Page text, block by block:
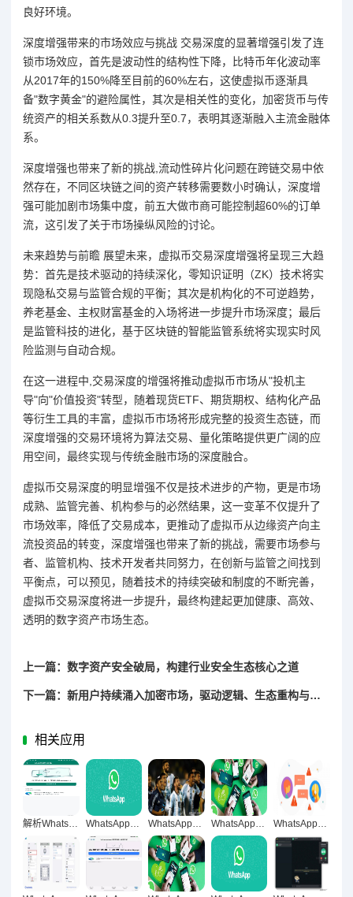
良好环境。
深度增强带来的市场效应与挑战 交易深度的显著增强引发了连
锁市场效应，首先是波动性的结构性下降，比特币年化波动率
从2017年的150%降至目前的60%左右，这使虚拟币逐渐具
备"数字黄金"的避险属性，其次是相关性的变化，加密货币与传
统资产的相关系数从0.3提升至0.7，表明其逐渐融入主流金融体
系。
深度增强也带来了新的挑战,流动性碎片化问题在跨链交易中依
然存在，不同区块链之间的资产转移需要数小时确认，深度增
强可能加剧市场集中度，前五大做市商可能控制超60%的订单
流，这引发了关于市场操纵风险的讨论。
未来趋势与前瞻 展望未来，虚拟币交易深度增强将呈现三大趋
势：首先是技术驱动的持续深化，零知识证明（ZK）技术将实
现隐私交易与监管合规的平衡；其次是机构化的不可逆趋势，
养老基金、主权财富基金的入场将进一步提升市场深度；最后
是监管科技的进化，基于区块链的智能监管系统将实现实时风
险监测与自动合规。
在这一进程中,交易深度的增强将推动虚拟币市场从"投机主
导"向"价值投资"转型，随着现货ETF、期货期权、结构化产品
等衍生工具的丰富，虚拟币市场将形成完整的投资生态链，而
深度增强的交易环境将为算法交易、量化策略提供更广阔的应
用空间，最终实现与传统金融市场的深度融合。
虚拟币交易深度的明显增强不仅是技术进步的产物，更是市场
成熟、监管完善、机构参与的必然结果，这一变革不仅提升了
市场效率，降低了交易成本，更推动了虚拟币从边缘资产向主
流投资品的转变，深度增强也带来了新的挑战，需要市场参与
者、监管机构、技术开发者共同努力，在创新与监管之间找到
平衡点，可以预见，随着技术的持续突破和制度的不断完善，
虚拟币交易深度将进一步提升，最终构建起更加健康、高效、
透明的数字资产市场生态。
上一篇：数字资产安全破局，构建行业安全生态核心之道
下一篇：新用户持续涌入加密市场，驱动逻辑、生态重构与未来挑战
相关应用
WhatsApp网页版，跨境交流高效便捷新引擎 WhatsApp网页版，稳定流畅跨国通讯新体验